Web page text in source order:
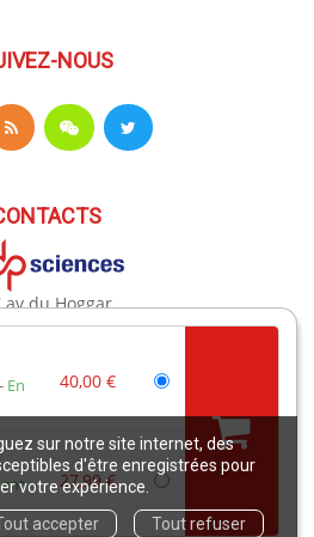
sur notre site internet, des
d'être enregistrées pour
votre expérience.
accepter Tout refuser
En
40,00 €
27,99 €
NOUS
av du Hoggar
Ulis Cedex A France
+33 (0)1 69 18 75 75
Vendredi, de 9h30 à 16h30
légales
EDP 2021